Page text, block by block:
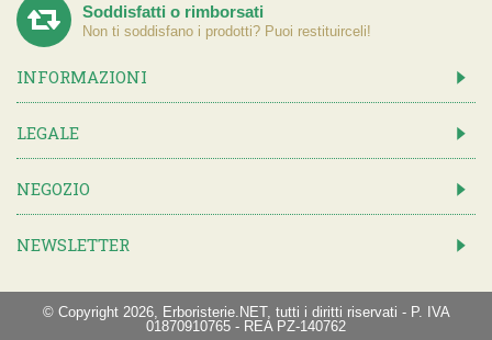
Soddisfatti o rimborsati
Non ti soddisfano i prodotti? Puoi restituirceli!
INFORMAZIONI
LEGALE
NEGOZIO
NEWSLETTER
© Copyright 2026, Erboristerie.NET, tutti i diritti riservati - P. IVA
01870910765 - REA PZ-140762